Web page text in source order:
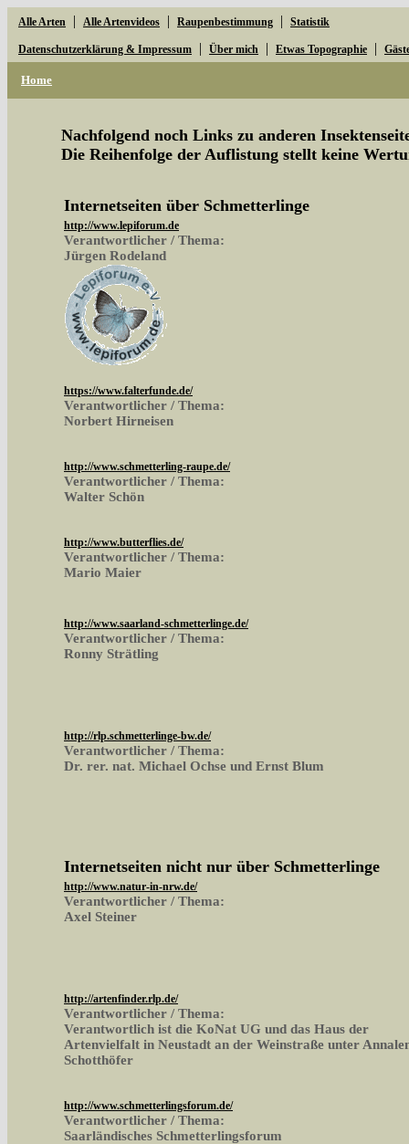
Alle Arten | Alle Artenvideos | Raupenbestimmung | Statistik
Datenschutzerklärung & Impressum | Über mich | Etwas Topographie |
Home
Nachfolgend noch Links zu anderen
Die Reihenfolge der Auflistung stellt keine
Internetseiten über Schmetterlinge
http://www.lepiforum.de
Verantwortlicher / Thema:
Jürgen Rodeland
https://www.falterfunde.de/
Verantwortlicher / Thema:
Norbert Hirneisen
http://www.schmetterling-raupe.de/
Verantwortlicher / Thema:
Walter Schön
http://www.butterflies.de/
Verantwortlicher / Thema:
Mario Maier
http://www.saarland-schmetterlinge.de/
Verantwortlicher / Thema:
Ronny Strätling
http://rlp.schmetterlinge-bw.de/
Verantwortlicher / Thema:
Dr. rer. nat. Michael Ochse und Ernst Blum
Internetseiten nicht nur über Schmetterlinge
http://www.natur-in-nrw.de/
Verantwortlicher / Thema:
Axel Steiner
http://artenfinder.rlp.de/
Verantwortlicher / Thema:
Verantwortlich ist die KoNat UG und das Haus der
Artenvielfalt in Neustadt an der Weinstraße unter
Schotthöfer
http://www.schmetterlingsforum.de/
Verantwortlicher / Thema:
Saarländisches Schmetterlingsforum